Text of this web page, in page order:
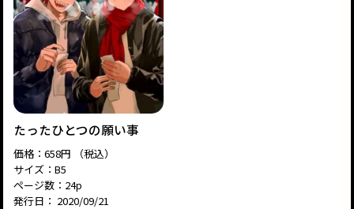
たったひとつの願い事
価格：658円 （税込）
サイズ：B5
ページ数：24p
発行日： 2020/09/21